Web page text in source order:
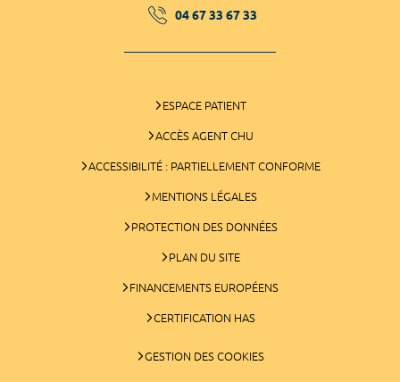
04 67 33 67 33
ESPACE PATIENT
ACCÈS AGENT CHU
ACCESSIBILITÉ : PARTIELLEMENT CONFORME
MENTIONS LÉGALES
PROTECTION DES DONNÉES
PLAN DU SITE
FINANCEMENTS EUROPÉENS
CERTIFICATION HAS
GESTION DES COOKIES